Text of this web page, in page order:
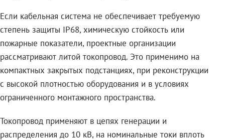
Если кабельная система не обеспечивает требуемую
степень защиты IP68, химическую стойкость или
пожарные показатели, проектные организации
рассматривают литой токопровод. Это применимо на
компактных закрытых подстанциях, при реконструкции
с высокой плотностью оборудования и в условиях
ограниченного монтажного пространства.
Токопровод применяют в цепях генерации и
распределения до 10 кВ, на номинальные токи вплоть